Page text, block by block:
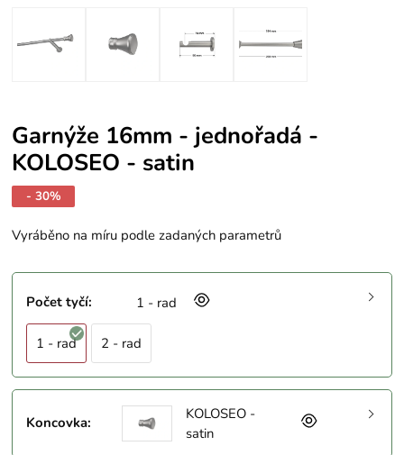
Garnýže 16mm - jednořadá -
KOLOSEO - satin
- 30%
Vyráběno na míru podle zadaných parametrů
Počet tyčí: 1 - rad
1 - rad 2 - rad
Koncovka:
KOLOSEO -
satin